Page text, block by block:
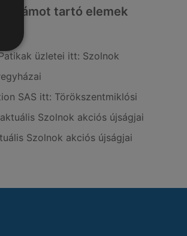
számot tartó elemek
üzletei itt: Szolnok
SAS itt: Törökszentmiklósi
Szolnok akciós újságjai
Szolnok akciós újságjai